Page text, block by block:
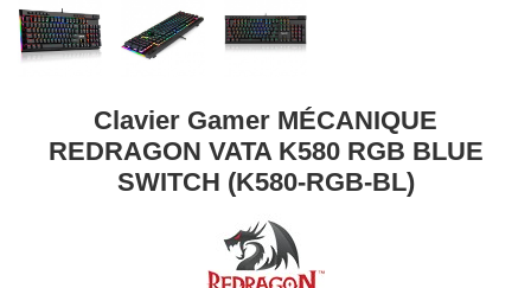
Clavier Gamer MÉCANIQUE
REDRAGON VATA K580 RGB BLUE
SWITCH (K580-RGB-BL)